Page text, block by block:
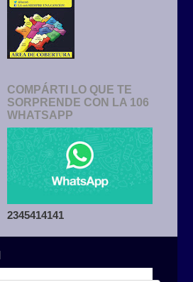
COMPÁRTI LO QUE TE
SORPRENDE CON LA 106
WHATSAPP
2345414141